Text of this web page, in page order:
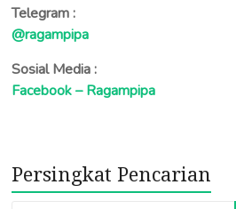
Telegram :
@ragampipa
Sosial Media :
Facebook – Ragampipa
Persingkat Pencarian